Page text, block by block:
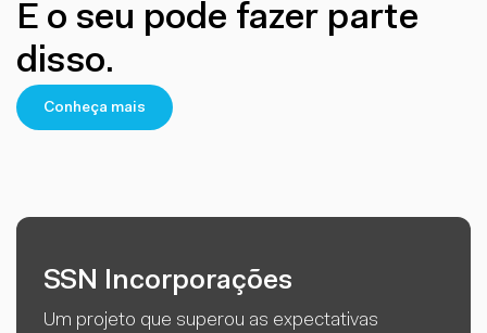
E o seu pode fazer parte
disso.
Conheça mais
SSN Incorporações
Um projeto que superou as expectativas